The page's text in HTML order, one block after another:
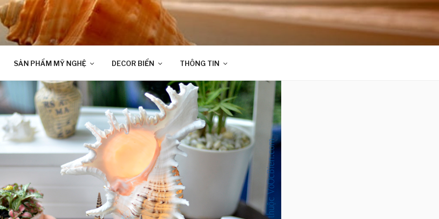
SẢN PHẨM MỸ NGHỆ DECOR BIỂN THÔNG TIN